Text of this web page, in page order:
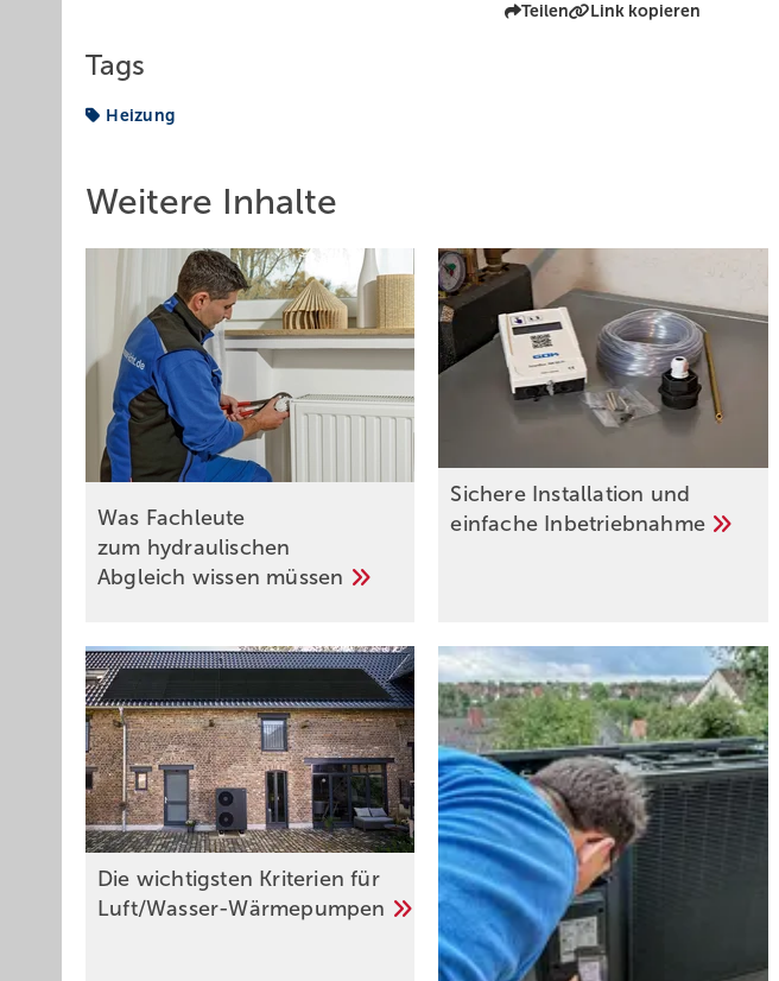
Teilen Link kopieren
Tags
Heizung
Weitere Inhalte
Was Fachleute
zum hydraulischen
Abgleich wissen müssen
Sichere Installation und
einfache Inbetriebnahme
Die wichtigsten Kriterien für
Luft/Wasser-Wärmepumpen